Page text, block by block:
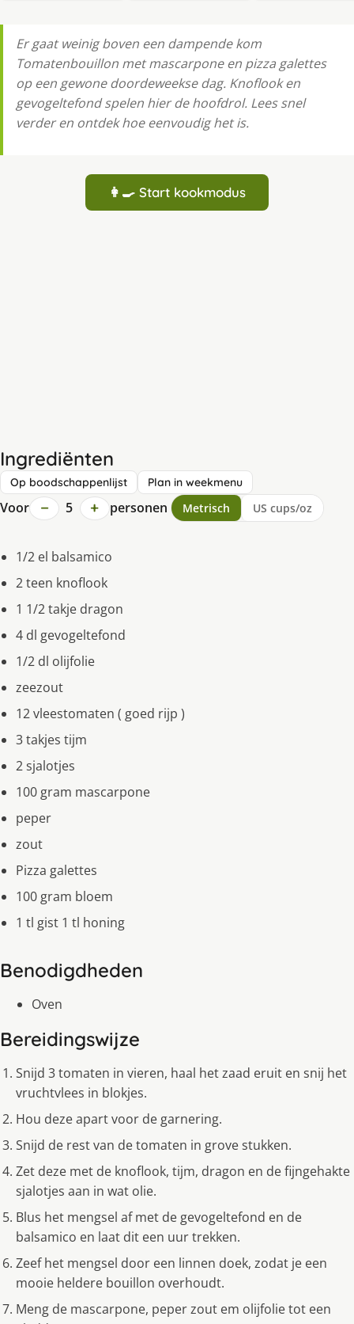
Er gaat weinig boven een dampende kom
Tomatenbouillon met mascarpone en pizza galettes
op een gewone doordeweekse dag. Knoflook en
gevogeltefond spelen hier de hoofdrol. Lees snel
verder en ontdek hoe eenvoudig het is.
👩‍🍳 Start kookmodus
Ingrediënten
Op boodschappenlijst Plan in weekmenu
Voor − 5 + personen Metrisch US cups/oz
1/2 el balsamico
2 teen knoflook
1 1/2 takje dragon
4 dl gevogeltefond
1/2 dl olijfolie
zeezout
12 vleestomaten ( goed rijp )
3 takjes tijm
2 sjalotjes
100 gram mascarpone
peper
zout
Pizza galettes
100 gram bloem
1 tl gist 1 tl honing
Benodigdheden
Oven
Bereidingswijze
Snijd 3 tomaten in vieren, haal het zaad eruit en snij het
vruchtvlees in blokjes.
Hou deze apart voor de garnering.
Snijd de rest van de tomaten in grove stukken.
Zet deze met de knoflook, tijm, dragon en de fijngehakte
sjalotjes aan in wat olie.
Blus het mengsel af met de gevogeltefond en de
balsamico en laat dit een uur trekken.
Zeef het mengsel door een linnen doek, zodat je een
mooie heldere bouillon overhoudt.
Meng de mascarpone, peper zout em olijfolie tot een